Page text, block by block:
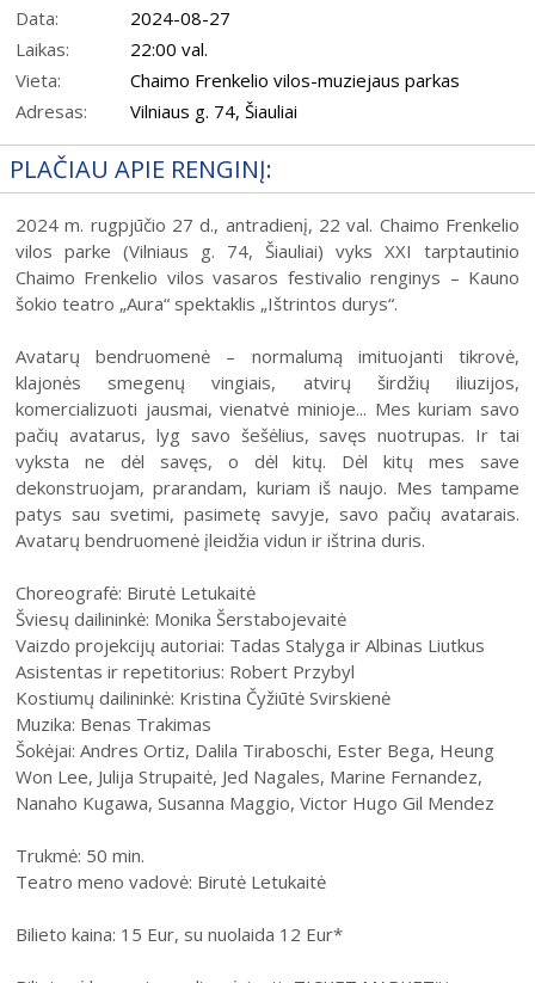
Data:
2024-08-27
Laikas:
22:00 val.
Vieta:
Chaimo Frenkelio vilos-muziejaus parkas
Adresas:
Vilniaus g. 74, Šiauliai
PLAČIAU APIE RENGINĮ:
2024 m. rugpjūčio 27 d., antradienį, 22 val. Chaimo Frenkelio
vilos parke (Vilniaus g. 74, Šiauliai) vyks XXI tarptautinio
Chaimo Frenkelio vilos vasaros festivalio renginys – Kauno
šokio teatro „Aura“ spektaklis „Ištrintos durys“.
Avatarų bendruomenė – normalumą imituojanti tikrovė,
klajonės smegenų vingiais, atvirų širdžių iliuzijos,
komercializuoti jausmai, vienatvė minioje... Mes kuriam savo
pačių avatarus, lyg savo šešėlius, savęs nuotrupas. Ir tai
vyksta ne dėl savęs, o dėl kitų. Dėl kitų mes save
dekonstruojam, prarandam, kuriam iš naujo. Mes tampame
patys sau svetimi, pasimetę savyje, savo pačių avatarais.
Avatarų bendruomenė įleidžia vidun ir ištrina duris.
Choreografė: Birutė Letukaitė
Šviesų dailininkė: Monika Šerstabojevaitė
Vaizdo projekcijų autoriai: Tadas Stalyga ir Albinas Liutkus
Asistentas ir repetitorius: Robert Przybyl
Kostiumų dailininkė: Kristina Čyžiūtė Svirskienė
Muzika: Benas Trakimas
Šokėjai: Andres Ortiz, Dalila Tiraboschi, Ester Bega, Heung
Won Lee, Julija Strupaitė, Jed Nagales, Marine Fernandez,
Nanaho Kugawa, Susanna Maggio, Victor Hugo Gil Mendez
Trukmė: 50 min.
Teatro meno vadovė: Birutė Letukaitė
Bilieto kaina: 15 Eur, su nuolaida 12 Eur*